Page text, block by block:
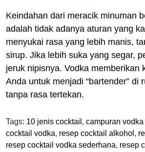
Keindahan dari meracik minuman
adalah tidak adanya aturan yang
menyukai rasa yang lebih manis,
sirup. Jika lebih suka yang segar,
jeruk nipisnya. Vodka memberikan
Anda untuk menjadi “bartender” di
tanpa rasa tertekan.
Tags: 10 jenis cocktail , campuran
cocktail vodka, resep cocktail alkohol ,
resep cocktail vodka sederhana, resep